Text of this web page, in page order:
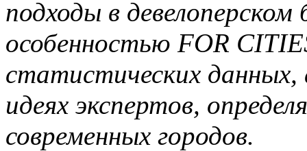
подходы в
особенностью FOR
статистических
идеях экспертов,
современных городов.